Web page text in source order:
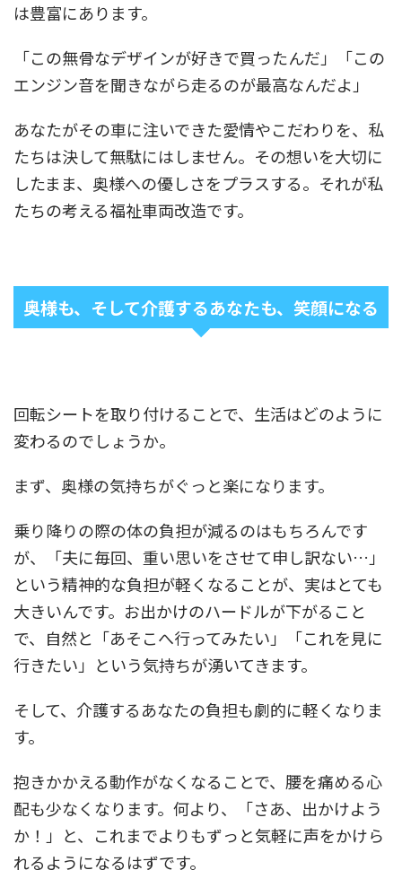
は豊富にあります。
「この無骨なデザインが好きで買ったんだ」「この
エンジン音を聞きながら走るのが最高なんだよ」
あなたがその車に注いできた愛情やこだわりを、私
たちは決して無駄にはしません。その想いを大切に
したまま、奥様への優しさをプラスする。それが私
たちの考える福祉車両改造です。
奥様も、そして介護するあなたも、笑顔になる
回転シートを取り付けることで、生活はどのように
変わるのでしょうか。
まず、奥様の気持ちがぐっと楽になります。
乗り降りの際の体の負担が減るのはもちろんです
が、「夫に毎回、重い思いをさせて申し訳ない…」
という精神的な負担が軽くなることが、実はとても
大きいんです。お出かけのハードルが下がること
で、自然と「あそこへ行ってみたい」「これを見に
行きたい」という気持ちが湧いてきます。
そして、介護するあなたの負担も劇的に軽くなりま
す。
抱きかかえる動作がなくなることで、腰を痛める心
配も少なくなります。何より、「さあ、出かけよう
か！」と、これまでよりもずっと気軽に声をかけら
れるようになるはずです。